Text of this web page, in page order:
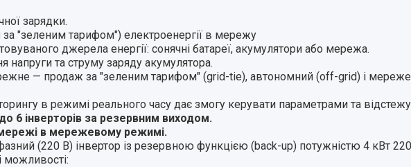
зарядки.
"зеленим тарифом") електроенергії в мережу
джерела енергії: сонячні батареї, акумулятори або мережа.
напруги та струму заряду акумулятора.
— продаж за "зеленим тарифом" (grid-tie), автономний (off-grid) і
в режимі реального часу дає змогу керувати параметрами та
6 інверторів за резервним виходом.
в мережевому режимі.
(220 В) інвертор із резервною функцією (back-up) потужністю 4 кВт
можливості: